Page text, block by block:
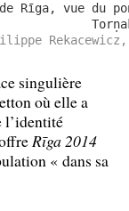
Rīga, vue du
Rekacewicz,
singulière
où elle a
l’identité
Rīga 2014
« dans sa